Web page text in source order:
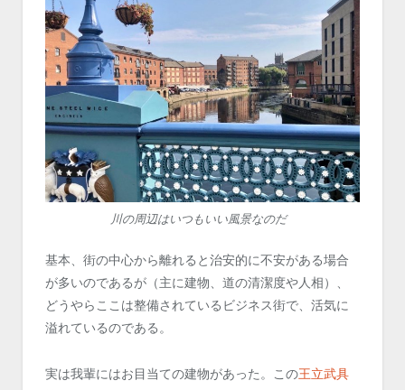
川の周辺はいつもいい風景なのだ
基本、街の中心から離れると治安的に不安がある場合
が多いのであるが（主に建物、道の清潔度や人相）、
どうやらここは整備されているビジネス街で、活気に
溢れているのである。
実は我輩にはお目当ての建物があった。この王立武具